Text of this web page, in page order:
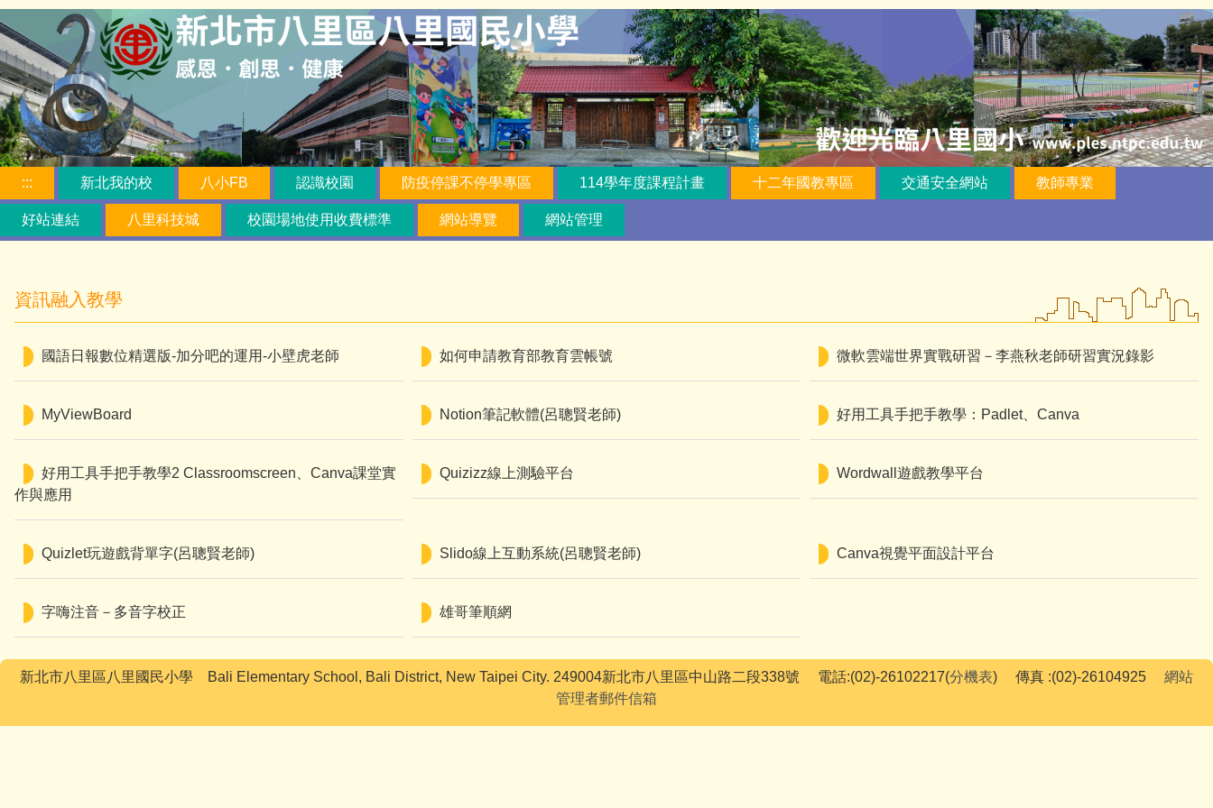
跳
到
主
要
內
容
區
::: 新北我的校 八小FB 認識校園 防疫停課不停學專區 114學年度課程計畫 十二年國教專區 交通安全網站 教師專業
好站連結 八里科技城 校園場地使用收費標準 網站導覽 網站管理
資訊融入教學
國語日報數位精選版-加分吧的運用-小壁虎老師 如何申請教育部教育雲帳號 微軟雲端世界實戰研習－李燕秋老師研習實況錄影
MyViewBoard Notion筆記軟體(呂聰賢老師) 好用工具手把手教學：Padlet、Canva
好用工具手把手教學2 Classroomscreen、Canva課堂實
作與應用
Quizizz線上測驗平台 Wordwall遊戲教學平台
Quizlet玩遊戲背單字(呂聰賢老師) Slido線上互動系統(呂聰賢老師) Canva視覺平面設計平台
字嗨注音－多音字校正 雄哥筆順網
新北市八里區八里國民小學 Bali Elementary School, Bali District, New Taipei City. 249004新北市八里區中山路二段338號 電話:(02)-26102217(分機表) 傳真 :(02)-26104925
網站
管理者郵件信箱